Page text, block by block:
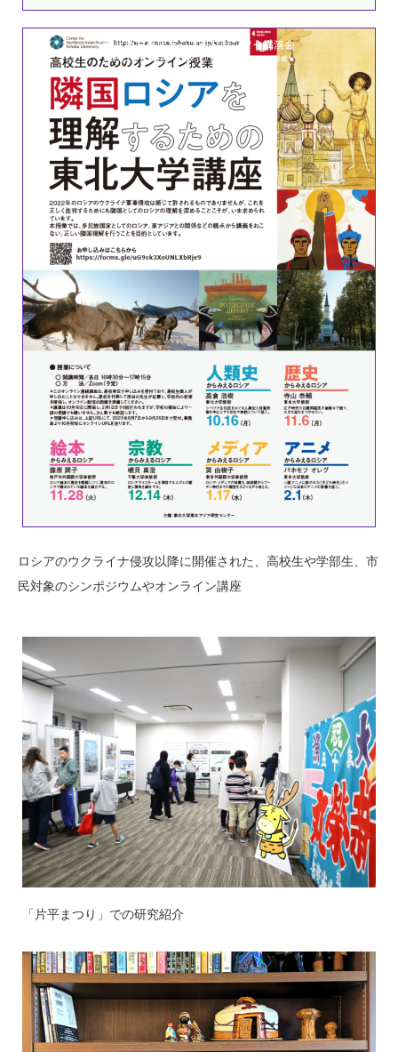
ロシアのウクライナ侵攻以降に開催された、高校生や学部生、市
民対象のシンポジウムやオンライン講座
「片平まつり」での研究紹介